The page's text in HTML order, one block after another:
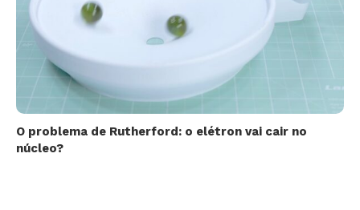
O problema de Rutherford: o elétron vai cair no
núcleo?